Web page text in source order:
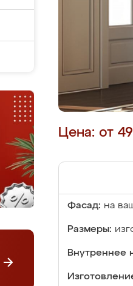
Цена: от
Фасад: на
Размеры:
Внутреннее